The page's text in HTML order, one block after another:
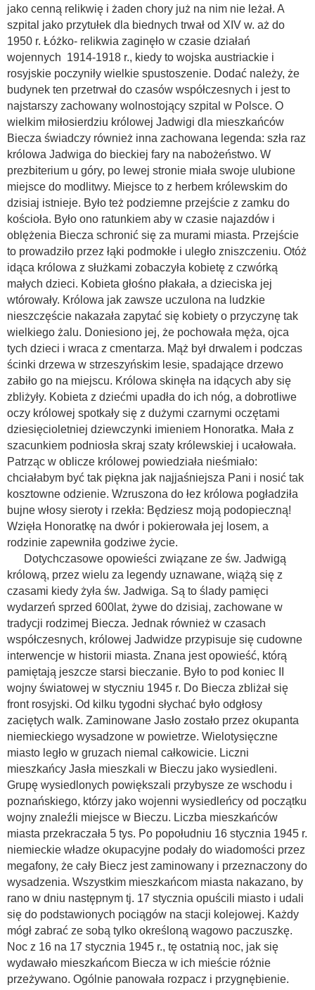
jako cenną relikwię i żaden chory już na nim nie leżał. A
szpital jako przytułek dla biednych trwał od XIV w. aż do
1950 r. Łóżko- relikwia zaginęło w czasie działań
wojennych 1914-1918 r., kiedy to wojska austriackie i
rosyjskie poczyniły wielkie spustoszenie. Dodać należy, że
budynek ten przetrwał do czasów współczesnych i jest to
najstarszy zachowany wolnostojący szpital w Polsce. O
wielkim miłosierdziu królowej Jadwigi dla mieszkańców
Biecza świadczy również inna zachowana legenda: szła raz
królowa Jadwiga do bieckiej fary na nabożeństwo. W
prezbiterium u góry, po lewej stronie miała swoje ulubione
miejsce do modlitwy. Miejsce to z herbem królewskim do
dzisiaj istnieje. Było też podziemne przejście z zamku do
kościoła. Było ono ratunkiem aby w czasie najazdów i
oblężenia Biecza schronić się za murami miasta. Przejście
to prowadziło przez łąki podmokłe i uległo zniszczeniu. Otóż
idąca królowa z służkami zobaczyła kobietę z czwórką
małych dzieci. Kobieta głośno płakała, a dzieciska jej
wtórowały. Królowa jak zawsze uczulona na ludzkie
nieszczęście nakazała zapytać się kobiety o przyczynę tak
wielkiego żalu. Doniesiono jej, że pochowała męża, ojca
tych dzieci i wraca z cmentarza. Mąż był drwalem i podczas
ścinki drzewa w strzeszyńskim lesie, spadające drzewo
zabiło go na miejscu. Królowa skinęła na idących aby się
zbliżyły. Kobieta z dziećmi upadła do ich nóg, a dobrotliwe
oczy królowej spotkały się z dużymi czarnymi oczętami
dziesięcioletniej dziewczynki imieniem Honoratka. Mała z
szacunkiem podniosła skraj szaty królewskiej i ucałowała.
Patrząc w oblicze królowej powiedziała nieśmiało:
chciałabym być tak piękna jak najjaśniejsza Pani i nosić tak
kosztowne odzienie. Wzruszona do łez królowa pogładziła
bujne włosy sieroty i rzekła: Będziesz moją podopieczną!
Wzięła Honoratkę na dwór i pokierowała jej losem, a
rodzinie zapewniła godziwe życie.
Dotychczasowe opowieści związane ze św. Jadwigą
królową, przez wielu za legendy uznawane, wiążą się z
czasami kiedy żyła św. Jadwiga. Są to ślady pamięci
wydarzeń sprzed 600lat, żywe do dzisiaj, zachowane w
tradycji rodzimej Biecza. Jednak również w czasach
współczesnych, królowej Jadwidze przypisuje się cudowne
interwencje w historii miasta. Znana jest opowieść, którą
pamiętają jeszcze starsi bieczanie. Było to pod koniec II
wojny światowej w styczniu 1945 r. Do Biecza zbliżał się
front rosyjski. Od kilku tygodni słychać było odgłosy
zaciętych walk. Zaminowane Jasło zostało przez okupanta
niemieckiego wysadzone w powietrze. Wielotysięczne
miasto legło w gruzach niemal całkowicie. Liczni
mieszkańcy Jasła mieszkali w Bieczu jako wysiedleni.
Grupę wysiedlonych powiększali przybysze ze wschodu i
poznańskiego, którzy jako wojenni wysiedleńcy od początku
wojny znaleźli miejsce w Bieczu. Liczba mieszkańców
miasta przekraczała 5 tys. Po popołudniu 16 stycznia 1945 r.
niemieckie władze okupacyjne podały do wiadomości przez
megafony, że cały Biecz jest zaminowany i przeznaczony do
wysadzenia. Wszystkim mieszkańcom miasta nakazano, by
rano w dniu następnym tj. 17 stycznia opuścili miasto i udali
się do podstawionych pociągów na stacji kolejowej. Każdy
mógł zabrać ze sobą tylko określoną wagowo paczuszkę.
Noc z 16 na 17 stycznia 1945 r., tę ostatnią noc, jak się
wydawało mieszkańcom Biecza w ich mieście różnie
przeżywano. Ogólnie panowała rozpacz i przygnębienie.